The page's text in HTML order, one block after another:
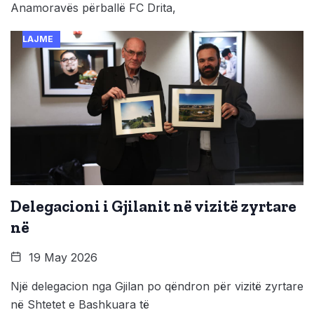
Anamoravës përballë FC Drita,
LAJME
Delegacioni i Gjilanit në vizitë zyrtare
në
19 May 2026
Një delegacion nga Gjilan po qëndron për vizitë zyrtare
në Shtetet e Bashkuara të